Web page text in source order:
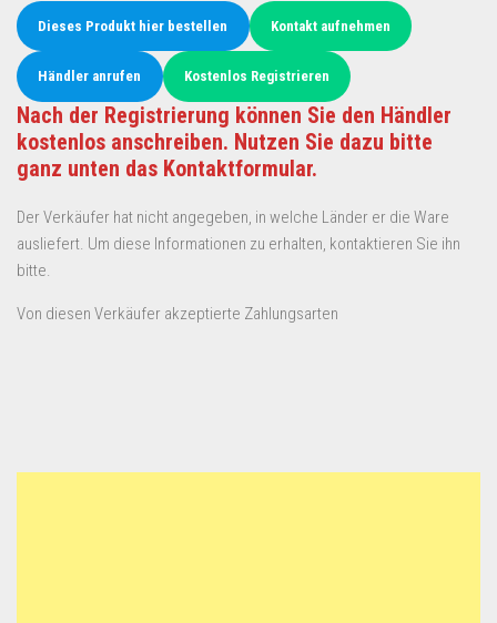
Dieses Produkt hier bestellen Kontakt aufnehmen
Händler anrufen Kostenlos Registrieren
Nach der Registrierung können Sie den Händler
kostenlos anschreiben. Nutzen Sie dazu bitte
ganz unten das Kontaktformular.
Der Verkäufer hat nicht angegeben, in welche Länder er die Ware
ausliefert. Um diese Informationen zu erhalten, kontaktieren Sie ihn
bitte.
Von diesen Verkäufer akzeptierte Zahlungsarten